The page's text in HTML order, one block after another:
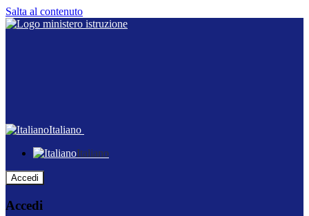
Salta al contenuto
Italiano
Italiano
Accedi
Accedi